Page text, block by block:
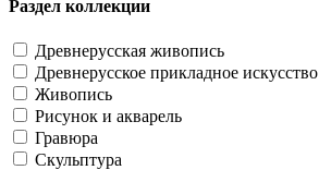
Раздел коллекции
Древнерусская живопись
Древнерусское прикладное искусство
Живопись
Рисунок и акварель
Гравюра
Скульптура